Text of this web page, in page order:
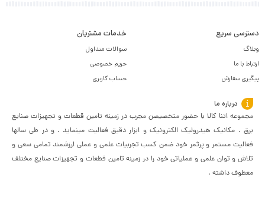
دسترسی سریع
وبلاگ
ارتباط با ما
پیگیری سفارش
خدمات مشتریان
سوالات متداول
حریم خصوصی
حساب کاربری
درباره ما
مجموعه اتنا کالا با حضور متخصیصن مجرب در زمینه تامین قطعات و تجهیزات صنایع
برق . مکانیک هیدرولیک الکترونیک و ابزار دقیق فعالیت مینماید . و در طی سالها
فعالیت مستمر و پرثمر خود ضمن کسب تجربیات علمی و عملی ارزشمند تمامی سعی و
تلاش و توان علمی و عملیاتی خود را در زمینه تامین قطعات و تجهیزات صنایع مختلف
معطوف داشته .